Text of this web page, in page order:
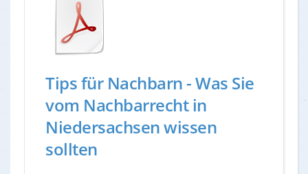
Tips für Nachbarn - Was Sie
vom Nachbarrecht in
Niedersachsen wissen
sollten